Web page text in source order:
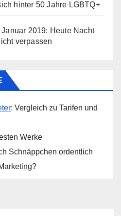
hinter 50 Jahre LGBTQ+
2019: Heute Nacht
verpassen
: Vergleich zu Tarifen und
Werke
Schnäppchen ordentlich